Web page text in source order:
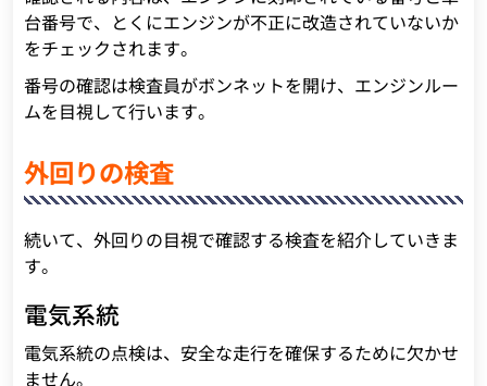
台番号で、とくにエンジンが不正に改造されていないか
をチェックされます。
番号の確認は検査員がボンネットを開け、エンジンルー
ムを目視して行います。
外回りの検査
続いて、外回りの目視で確認する検査を紹介していきま
す。
電気系統
電気系統の点検は、安全な走行を確保するために欠かせ
ません。